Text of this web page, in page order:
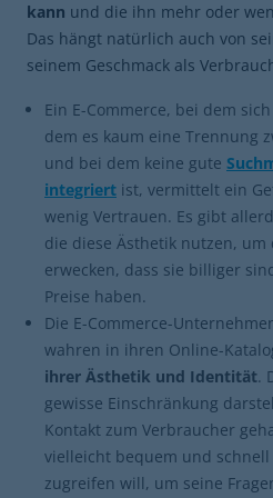
kann und die ihn mehr oder
Das hängt natürlich auch von
seinem Geschmack als
Ein E-Commerce, bei dem
dem es kaum eine Trennung
und bei dem keine gute
integriert ist, vermittelt ein
wenig Vertrauen. Es gibt
die diese Ästhetik nutzen, um
erwecken, dass sie billiger
Preise haben.
Die E-Commerce-
wahren in ihren Online-
ihrer Ästhetik und Identität.
gewisse Einschränkung
Kontakt zum Verbraucher
vielleicht bequem und
zugreifen will, um seine